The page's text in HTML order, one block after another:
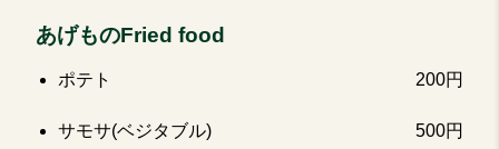
あげものFried food
ポテト 200円
サモサ(ベジタブル)
500円